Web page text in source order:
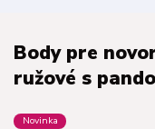
Body pre
ružové s
Novinka